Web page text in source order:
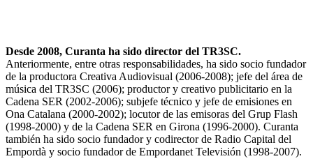
Desde 2008, Curanta ha sido director del TR3SC.
Anteriormente, entre otras responsabilidades, ha sido socio fundador
de la productora Creativa Audiovisual (2006-2008); jefe del área de
música del TR3SC (2006); productor y creativo publicitario en la
Cadena SER (2002-2006); subjefe técnico y jefe de emisiones en
Ona Catalana (2000-2002); locutor de las emisoras del Grup Flash
(1998-2000) y de la Cadena SER en Girona (1996-2000). Curanta
también ha sido socio fundador y codirector de Radio Capital del
Empordà y socio fundador de Empordanet Televisión (1998-2007).